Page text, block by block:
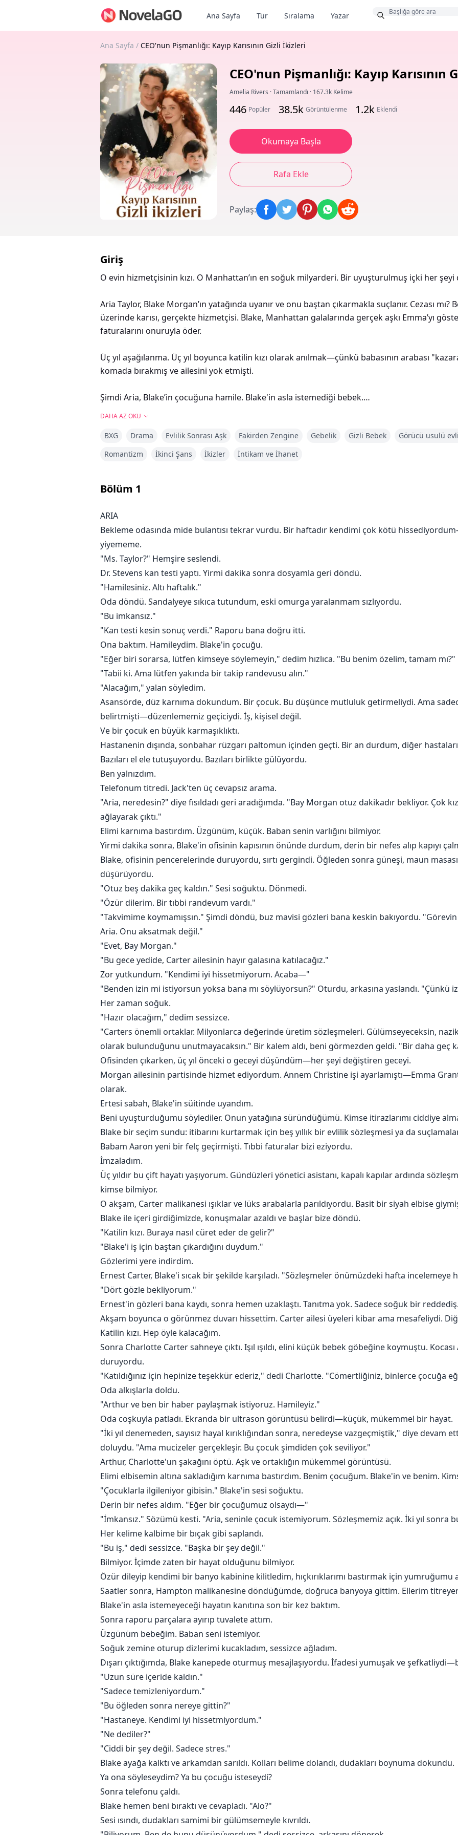
Ana Sayfa Tür Sıralama Yazar
Ana Sayfa / CEO'nun Pişmanlığı: Kayıp Karısının Gizli İkizleri
CEO'nun Pişmanlığı: Kayıp Karısının
Amelia Rivers ·Tamamlandı · 167.3k Kelime
446 Popüler 38.5k Görüntülenme 1.2k Eklendi
Okumaya Başla
Rafa Ekle
Paylaş:
Giriş
O evin hizmetçisinin kızı. O Manhattan’ın en soğuk milyarderi. Bir uyuşturulmuş içki her şeyi
Aria Taylor, Blake Morgan’ın yatağında uyanır ve onu baştan çıkarmakla suçlanır. Cezası mı?
üzerinde karısı, gerçekte hizmetçisi. Blake, Manhattan galalarında gerçek aşkı Emma’yı
faturalarını onuruyla öder.
Üç yıl aşağılanma. Üç yıl boyunca katilin kızı olarak anılmak—çünkü babasının arabası
komada bırakmış ve ailesini yok etmişti.
Şimdi Aria, Blake’in çocuğuna hamile. Blake'in asla istemediği bebek.
Birisi onun hatırlayacaklarından korktuğu için mi?
Saldırılar arttıkça, Aria nihai ihaneti keşfeder: Onu büyüten kadın gerçek annesi olmayabilir.
olabilir. Ve Blake—onu mülk gibi gören adam—tek kurtuluşu olabilir.
Babası uyandığında hangi sırları ortaya çıkaracak? Blake, karısının varis taşıdığını birisi
Ve onu gerçekten kim kurtardı, kim onu uyuşturdu ve karısını avlayan kim—öğrendiğinde
DAHA AZ OKU
BXG Drama Evlilik Sonrası Aşk Fakirden Zengine Gebelik Gizli Bebek Görücü usulü
Romantizm
İkinci Şans İkizler İntikam ve İhanet
Bölüm 1
ARIA
Bekleme odasında mide bulantısı tekrar vurdu. Bir haftadır kendimi çok kötü
yiyememe.
"Ms. Taylor?" Hemşire seslendi.
Dr. Stevens kan testi yaptı. Yirmi dakika sonra dosyamla geri döndü.
"Hamilesiniz. Altı haftalık."
Oda döndü. Sandalyeye sıkıca tutundum, eski omurga yaralanmam sızlıyordu.
"Bu imkansız."
"Kan testi kesin sonuç verdi." Raporu bana doğru itti.
Ona baktım. Hamileydim. Blake'in çocuğu.
"Eğer biri sorarsa, lütfen kimseye söylemeyin," dedim hızlıca. "Bu benim özelim, tamam mı?"
"Tabii ki. Ama lütfen yakında bir takip randevusu alın."
"Alacağım," yalan söyledim.
Asansörde, düz karnıma dokundum. Bir çocuk. Bu düşünce mutluluk getirmeliydi. Ama
belirtmişti—düzenlememiz geçiciydi. İş, kişisel değil.
Ve bir çocuk en büyük karmaşıklıktı.
Hastanenin dışında, sonbahar rüzgarı paltomun içinden geçti. Bir an durdum, diğer
Bazıları el ele tutuşuyordu. Bazıları birlikte gülüyordu.
Ben yalnızdım.
Telefonum titredi. Jack'ten üç cevapsız arama.
"Aria, neredesin?" diye fısıldadı geri aradığımda. "Bay Morgan otuz dakikadır bekliyor. Çok
ağlayarak çıktı."
Elimi karnıma bastırdım. Üzgünüm, küçük. Baban senin varlığını bilmiyor.
Yirmi dakika sonra, Blake'in ofisinin kapısının önünde durdum, derin bir nefes alıp kapıyı
Blake, ofisinin pencerelerinde duruyordu, sırtı gergindi. Öğleden sonra güneşi, maun
düşürüyordu.
"Otuz beş dakika geç kaldın." Sesi soğuktu. Dönmedi.
"Özür dilerim. Bir tıbbi randevum vardı."
"Takvimime koymamışsın." Şimdi döndü, buz mavisi gözleri bana keskin bakıyordu.
Aria. Onu aksatmak değil."
"Evet, Bay Morgan."
"Bu gece yedide, Carter ailesinin hayır galasına katılacağız."
Zor yutkundum. "Kendimi iyi hissetmiyorum. Acaba—"
"Benden izin mi istiyorsun yoksa bana mı söylüyorsun?" Oturdu, arkasına yaslandı. "Çünkü
Her zaman soğuk.
"Hazır olacağım," dedim sessizce.
"Carters önemli ortaklar. Milyonlarca değerinde üretim sözleşmeleri. Gülümseyeceksin,
olarak bulunduğunu unutmayacaksın." Bir kalem aldı, beni görmezden geldi. "Bir daha geç
Ofisinden çıkarken, üç yıl önceki o geceyi düşündüm—her şeyi değiştiren geceyi.
Morgan ailesinin partisinde hizmet ediyordum. Annem Christine işi ayarlamıştı—Emma
olarak.
Ertesi sabah, Blake'in süitinde uyandım.
Beni uyuşturduğumu söylediler. Onun yatağına süründüğümü. Kimse itirazlarımı ciddiye
Blake bir seçim sundu: itibarını kurtarmak için beş yıllık bir evlilik sözleşmesi ya da
Babam Aaron yeni bir felç geçirmişti. Tıbbi faturalar bizi eziyordu.
İmzaladım.
Üç yıldır bu çift hayatı yaşıyorum. Gündüzleri yönetici asistanı, kapalı kapılar ardında
kimse bilmiyor.
O akşam, Carter malikanesi ışıklar ve lüks arabalarla parıldıyordu. Basit bir siyah elbise
Blake ile içeri girdiğimizde, konuşmalar azaldı ve başlar bize döndü.
"Katilin kızı. Buraya nasıl cüret eder de gelir?"
"Blake'i iş için baştan çıkardığını duydum."
Gözlerimi yere indirdim.
Ernest Carter, Blake'i sıcak bir şekilde karşıladı. "Sözleşmeler önümüzdeki hafta incelemeye
"Dört gözle bekliyorum."
Ernest'in gözleri bana kaydı, sonra hemen uzaklaştı. Tanıtma yok. Sadece soğuk bir reddediş.
Akşam boyunca o görünmez duvarı hissettim. Carter ailesi üyeleri kibar ama mesafeliydi.
Katilin kızı. Hep öyle kalacağım.
Sonra Charlotte Carter sahneye çıktı. Işıl ışıldı, elini küçük bebek göbeğine koymuştu.
duruyordu.
"Katıldığınız için hepinize teşekkür ederiz," dedi Charlotte. "Cömertliğiniz, binlerce çocuğa
Oda alkışlarla doldu.
"Arthur ve ben bir haber paylaşmak istiyoruz. Hamileyiz."
Oda coşkuyla patladı. Ekranda bir ultrason görüntüsü belirdi—küçük, mükemmel bir hayat.
"İki yıl denemeden, sayısız hayal kırıklığından sonra, neredeyse vazgeçmiştik," diye devam
doluydu. "Ama mucizeler gerçekleşir. Bu çocuk şimdiden çok seviliyor."
Arthur, Charlotte'un şakağını öptü. Aşk ve ortaklığın mükemmel görüntüsü.
Elimi elbisemin altına sakladığım karnıma bastırdım. Benim çocuğum. Blake'in ve benim.
"Çocuklarla ilgileniyor gibisin." Blake'in sesi soğuktu.
Derin bir nefes aldım. "Eğer bir çocuğumuz olsaydı—"
"İmkansız." Sözümü kesti. "Aria, seninle çocuk istemiyorum. Sözleşmemiz açık. İki yıl sonra
Her kelime kalbime bir bıçak gibi saplandı.
"Bu iş," dedi sessizce. "Başka bir şey değil."
Bilmiyor. İçimde zaten bir hayat olduğunu bilmiyor.
Özür dileyip kendimi bir banyo kabinine kilitledim, hıçkırıklarımı bastırmak için yumruğumu
Saatler sonra, Hampton malikanesine döndüğümde, doğruca banyoya gittim. Ellerim
Blake'in asla istemeyeceği hayatın kanıtına son bir kez baktım.
Sonra raporu parçalara ayırıp tuvalete attım.
Üzgünüm bebeğim. Baban seni istemiyor.
Soğuk zemine oturup dizlerimi kucakladım, sessizce ağladım.
Dışarı çıktığımda, Blake kanepede oturmuş mesajlaşıyordu. İfadesi yumuşak ve
"Uzun süre içeride kaldın."
"Sadece temizleniyordum."
"Bu öğleden sonra nereye gittin?"
"Hastaneye. Kendimi iyi hissetmiyordum."
"Ne dediler?"
"Ciddi bir şey değil. Sadece stres."
Blake ayağa kalktı ve arkamdan sarıldı. Kolları belime dolandı, dudakları boynuma dokundu.
Ya ona söyleseydim? Ya bu çocuğu isteseydi?
Sonra telefonu çaldı.
Blake hemen beni bıraktı ve cevapladı. "Alo?"
Sesi ısındı, dudakları samimi bir gülümsemeyle kıvrıldı.